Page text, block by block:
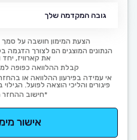
גובה המקדמה שלך
הצעת המימון חושבה על סמך
הנתונים המוצגים הם לצורך הדגמה
את קארוויז,
קבלת ההלוואה כפופה
אי עמידה בפירעון ההלוואה או
פיגורים והליכי הוצאה לפועל. הגילוי
*חישוב ההחזר
אישור